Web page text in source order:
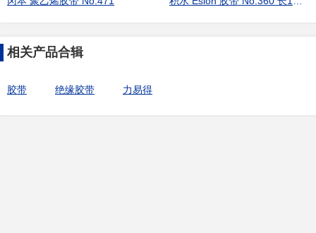
相关产品合辑
胶带 绝缘胶带 力易得